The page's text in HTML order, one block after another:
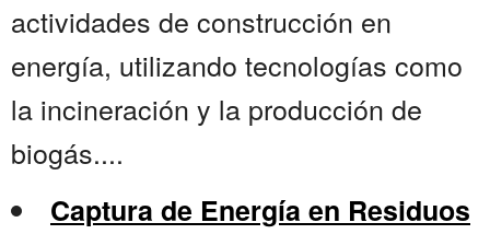
actividades de construcción en
energía, utilizando tecnologías como
la incineración y la producción de
biogás....
Captura de Energía en Residuos